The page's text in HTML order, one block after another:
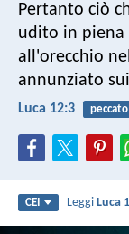
Pertanto ciò
udito in piena
all'orecchio
annunziato
Luca 12:3 peccato
CEI LeggiLuca